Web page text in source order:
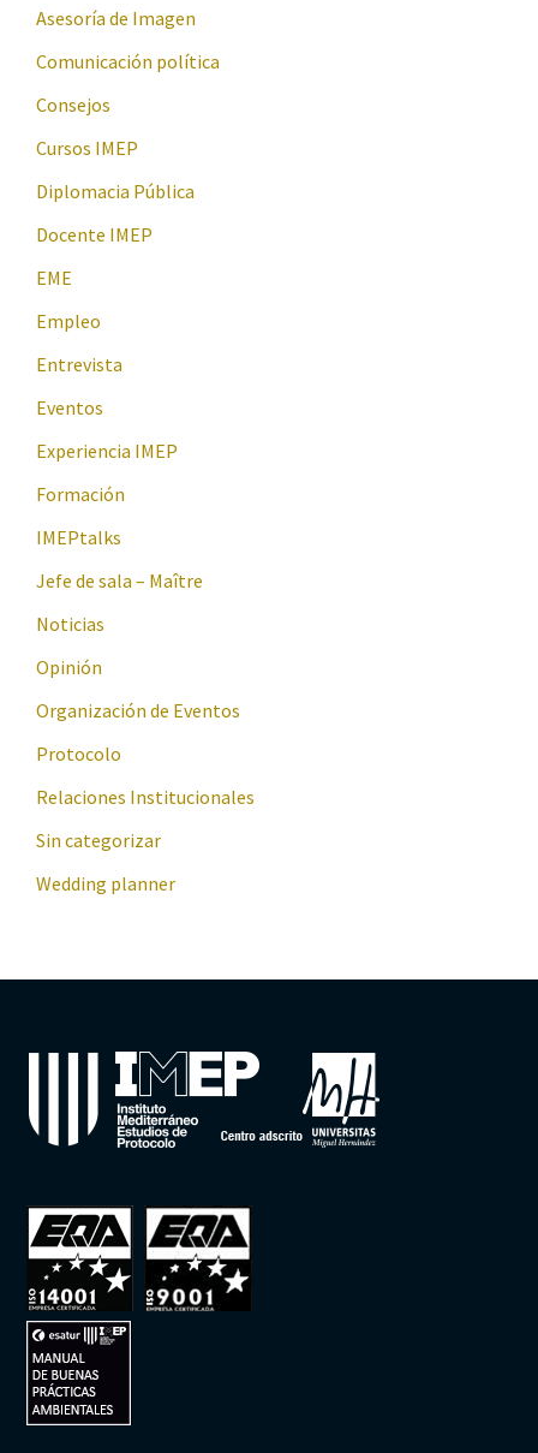
Asesoría de Imagen
Comunicación política
Consejos
Cursos IMEP
Diplomacia Pública
Docente IMEP
EME
Empleo
Entrevista
Eventos
Experiencia IMEP
Formación
IMEPtalks
Jefe de sala – Maître
Noticias
Opinión
Organización de Eventos
Protocolo
Relaciones Institucionales
Sin categorizar
Wedding planner